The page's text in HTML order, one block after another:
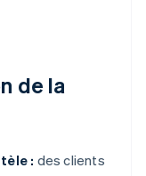
de la
: des clients